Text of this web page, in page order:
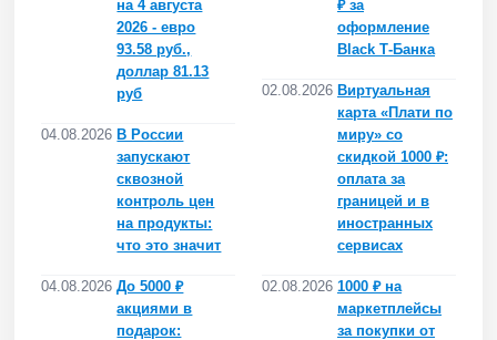
на 4 августа
2026 - евро
93.58 руб.,
доллар 81.13
руб
04.08.2026 В России
запускают
сквозной
контроль цен
на продукты:
что это значит
04.08.2026До 5000 ₽
акциями в
подарок:
₽ за
оформление
Black Т-Банка
02.08.2026 Виртуальная
карта «Плати по
миру» со
скидкой 1000 ₽:
оплата за
границей и в
иностранных
сервисах
02.08.2026 1000 ₽ на
маркетплейсы
за покупки от